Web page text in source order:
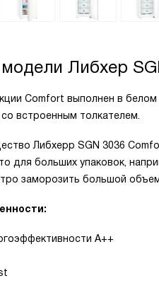
Либхер
Comfort выполнен в
встроенным толкателем.
Либхерр SGN 3036
для больших упаковок,
заморозить большой
А++